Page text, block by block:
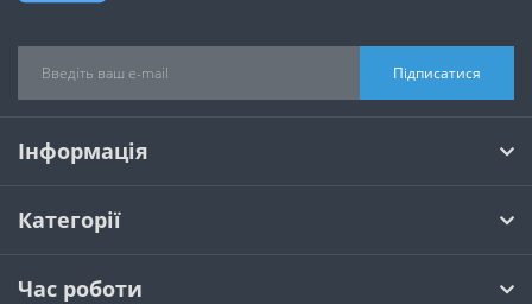
Підписатися
Інформація
Категорії
Час роботи